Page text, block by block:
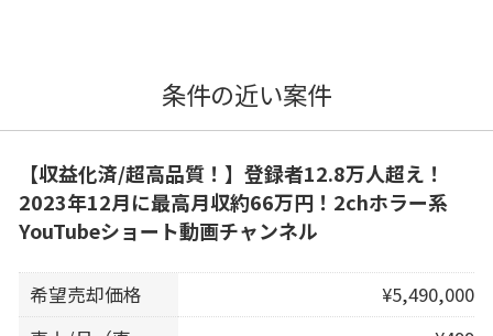
条件の近い案件
【収益化済/超高品質！】登録者12.8万人超え！
2023年12月に最高月収約66万円！2chホラー系
YouTubeショート動画チャンネル
希望売却価格
¥5,490,000